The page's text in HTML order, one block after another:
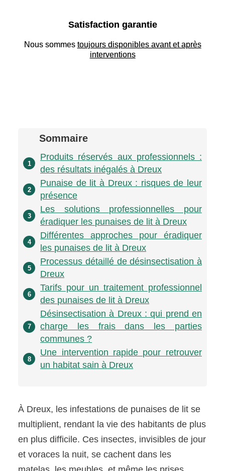
Satisfaction garantie
Nous sommes toujours disponibles avant et après
interventions
Sommaire
1
Produits réservés aux professionnels :
des résultats inégalés à Dreux
2
Punaise de lit à Dreux : risques de leur
présence
3
Les solutions professionnelles pour
éradiquer les punaises de lit à Dreux
4
Différentes approches pour éradiquer
les punaises de lit à Dreux
5
Processus détaillé de désinsectisation à
Dreux
6
Tarifs pour un traitement professionnel
des punaises de lit à Dreux
7
Désinsectisation à Dreux : qui prend en
charge les frais dans les parties
communes ?
8
Une intervention rapide pour retrouver
un habitat sain à Dreux
À Dreux, les infestations de punaises de lit se
multiplient, rendant la vie des habitants de plus
en plus difficile. Ces insectes, invisibles de jour
et voraces la nuit, se cachent dans les